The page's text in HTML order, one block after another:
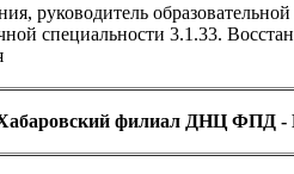
руководитель
специальности 3.1.33.
филиал ДНЦ